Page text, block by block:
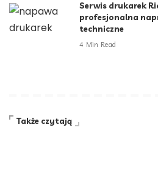
Serwis drukarek
profesjonalna
techniczne
4 Min Read
Także czytają